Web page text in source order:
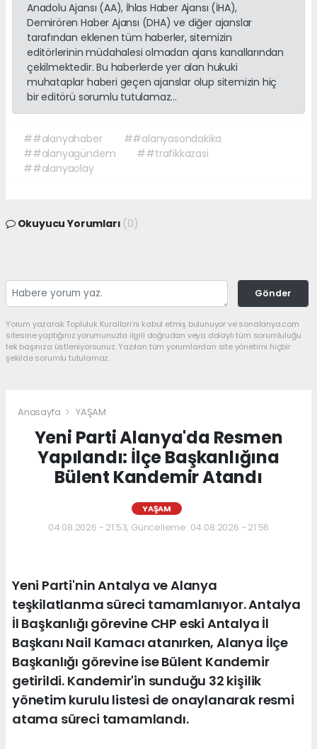
Anadolu Ajansı (AA), İhlas Haber Ajansı (İHA),
Demirören Haber Ajansı (DHA) ve diğer ajanslar
tarafından eklenen tüm haberler, sitemizin
editörlerinin müdahalesi olmadan ajans kanallarından
çekilmektedir. Bu haberlerde yer alan hukuki
muhataplar haberi geçen ajanslar olup sitemizin hiç
bir editörü sorumlu tutulamaz...
##alanyahaber
##alanyasondakika
##alanyagündem
##trafikkazasi
##alanyaolay
Okuyucu Yorumları (0)
Gönder
Yorum yazarak Topluluk Kuralları’nı kabul etmiş bulunuyor ve sonalanya.com
sitesine yaptığınız yorumunuzla ilgili doğrudan veya dolaylı tüm sorumluluğu
tek başınıza üstleniyorsunuz. Yazılan tüm yorumlardan site yönetimi hiçbir
şekilde sorumlu tutulamaz.
Anasayfa YAŞAM
Yeni Parti Alanya'da Resmen
Yapılandı: İlçe Başkanlığına
Bülent Kandemir Atandı
YAŞAM
04.08.2026 - 21:53, Güncelleme: 04.08.2026 - 21:56
Yeni Parti'nin Antalya ve Alanya
teşkilatlanma süreci tamamlanıyor. Antalya
İl Başkanlığı görevine CHP eski Antalya İl
Başkanı Nail Kamacı atanırken, Alanya İlçe
Başkanlığı görevine ise Bülent Kandemir
getirildi. Kandemir'in sunduğu 32 kişilik
yönetim kurulu listesi de onaylanarak resmi
atama süreci tamamlandı.